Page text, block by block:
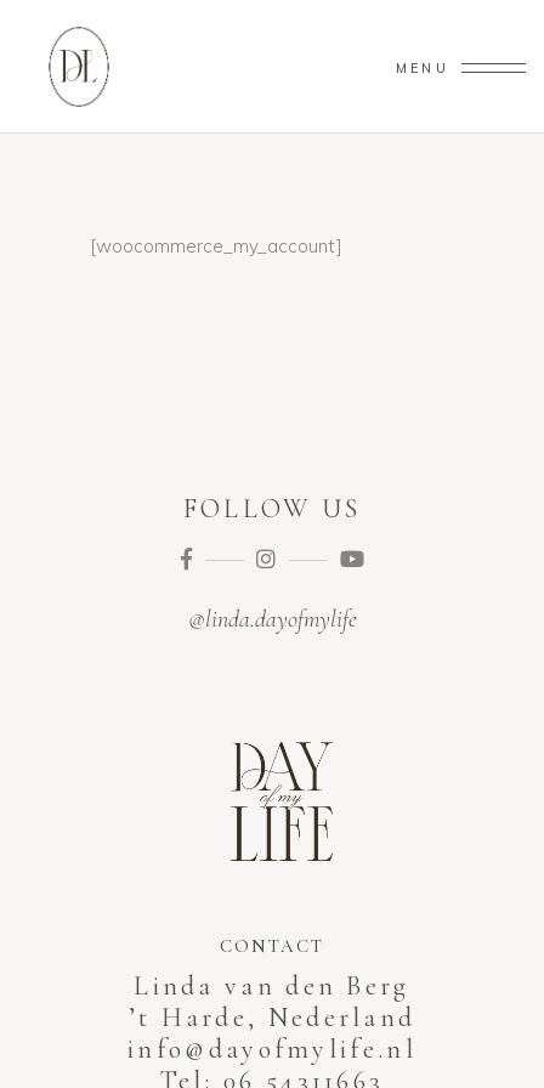
MENU
[woocommerce_my_account]
FOLLOW US
@linda.dayofmylife
CONTACT
Linda van den Berg
’t Harde, Nederland
info@dayofmylife.nl
Tel: 06 54311663